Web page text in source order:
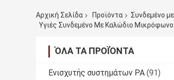
Αρχική Σελίδα Προϊόντα
Συνδεμένο
Υγιές Συνδεμένο Με Καλώδιο
ΌΛΑ ΤΑ ΠΡΟΪΌΝΤΑ
Ενισχυτής συστημάτων PA (91)